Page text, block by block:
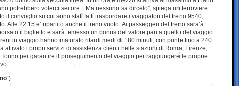
potrebbero volerci sei ore…Ma nessuno sa dircelo”, spiega un ferroviere.
il convoglio su cui sono stati fatti trasbordare i viaggiatori del treno 9540,
Alle 22.15 e’ ripartito anche il treno vuoto. Ai passeggeri del treno sara’à
il biglietto e sarà emesso un bonus del valore pari a quello del viaggio
in viaggio hanno maturato ritardi medi di 180 minuti, con punte fino a 240
attivato i propri servizi di assistenza clienti nelle stazioni di Roma, Firenze,
per garantire il proseguimento del viaggio per raggiungere le proprie
“)